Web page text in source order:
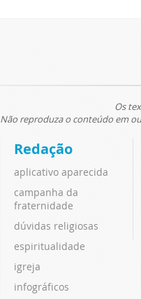
Os
Não reproduza o conteúdo em
Redação
aplicativo aparecida
campanha da
fraternidade
dúvidas religiosas
espiritualidade
igreja
infográficos